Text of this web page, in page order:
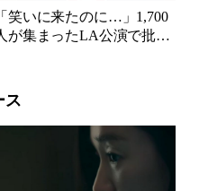
「笑いに来たのに…」1,700
が集まったLA公演で批判
ス